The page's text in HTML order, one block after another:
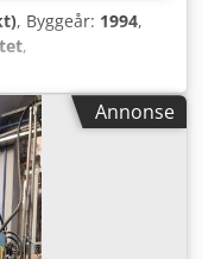
, Byggeår: 1994,
,
/
kN, To REP
510 x 430 mm,
670 cm³. På den
av stempel og
mangler
og
Annonse